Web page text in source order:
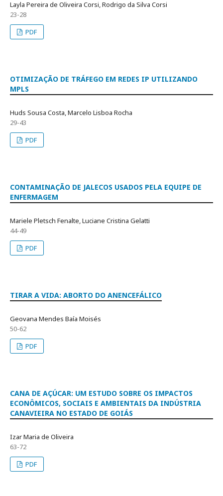
Layla Pereira de Oliveira Corsi, Rodrigo da Silva Corsi
23-28
PDF
OTIMIZAÇÃO DE TRÁFEGO EM REDES IP UTILIZANDO
MPLS
Huds Sousa Costa, Marcelo Lisboa Rocha
29-43
PDF
CONTAMINAÇÃO DE JALECOS USADOS PELA EQUIPE DE
ENFERMAGEM
Mariele Pletsch Fenalte, Luciane Cristina Gelatti
44-49
PDF
TIRAR A VIDA: ABORTO DO ANENCEFÁLICO
Geovana Mendes Baía Moisés
50-62
PDF
CANA DE AÇÚCAR: UM ESTUDO SOBRE OS IMPACTOS
ECONÔMICOS, SOCIAIS E AMBIENTAIS DA INDÚSTRIA
CANAVIEIRA NO ESTADO DE GOIÁS
Izar Maria de Oliveira
63-72
PDF